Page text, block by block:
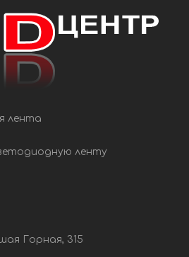
лента
ленту
Горная, 315